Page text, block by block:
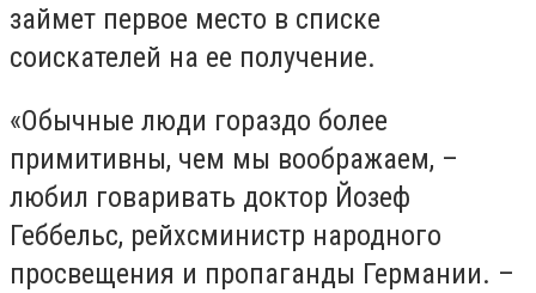
займет первое место в списке
соискателей на ее получение.
«Обычные люди гораздо более
примитивны, чем мы воображаем, –
любил говаривать доктор Йозеф
Геббельс, рейхсминистр народного
просвещения и пропаганды Германии. –